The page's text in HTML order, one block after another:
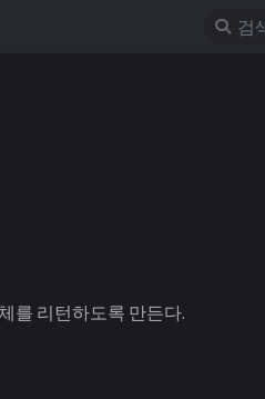
를 리턴하도록 만든다.